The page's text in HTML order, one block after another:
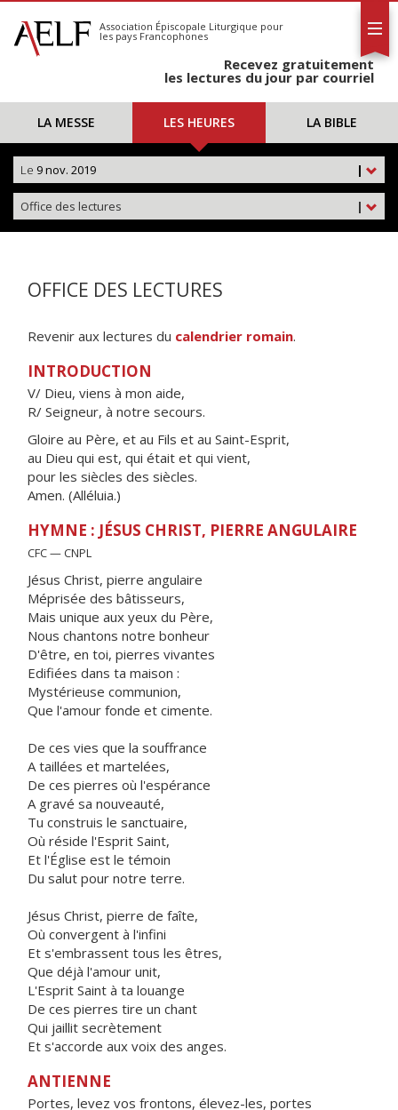
S'abonner
Calendrier
Association Épiscopale Liturgique pour
les pays Francophones
Recevez gratuitement
les lectures du jour par courriel
LA MESSE LES HEURES LA BIBLE
|
Le 9 nov. 2019
|
Office des lectures
OFFICE DES LECTURES
Revenir aux lectures du calendrier romain.
INTRODUCTION
V/ Dieu, viens à mon aide,
R/ Seigneur, à notre secours.
Gloire au Père, et au Fils et au Saint-Esprit,
au Dieu qui est, qui était et qui vient,
pour les siècles des siècles.
Amen. (Alléluia.)
HYMNE : JÉSUS CHRIST, PIERRE ANGULAIRE
CFC — CNPL
Jésus Christ, pierre angulaire
Méprisée des bâtisseurs,
Mais unique aux yeux du Père,
Nous chantons notre bonheur
D'être, en toi, pierres vivantes
Edifiées dans ta maison :
Mystérieuse communion,
Que l'amour fonde et cimente.
De ces vies que la souffrance
A taillées et martelées,
De ces pierres où l'espérance
A gravé sa nouveauté,
Tu construis le sanctuaire,
Où réside l'Esprit Saint,
Et l'Église est le témoin
Du salut pour notre terre.
Jésus Christ, pierre de faîte,
Où convergent à l'infini
Et s'embrassent tous les êtres,
Que déjà l'amour unit,
L'Esprit Saint à ta louange
De ces pierres tire un chant
Qui jaillit secrètement
Et s'accorde aux voix des anges.
ANTIENNE
Portes, levez vos frontons, élevez-les, portes